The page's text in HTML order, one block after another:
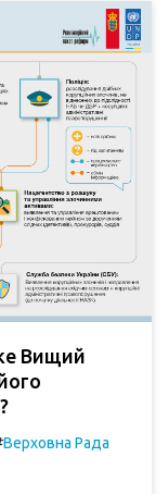
Вищий
Верховна Рада